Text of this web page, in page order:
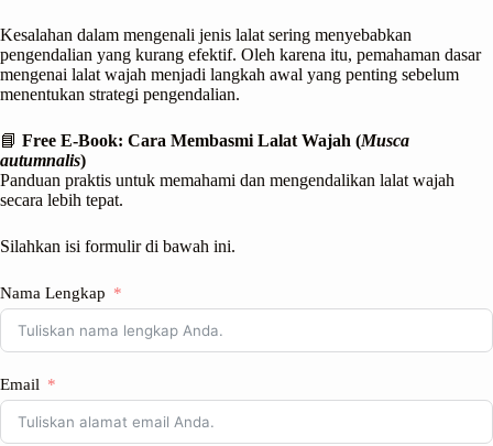
Kesalahan dalam mengenali jenis lalat sering menyebabkan
pengendalian yang kurang efektif. Oleh karena itu, pemahaman dasar
mengenai lalat wajah menjadi langkah awal yang penting sebelum
menentukan strategi pengendalian.
📘 Free E-Book: Cara Membasmi Lalat Wajah (Musca
autumnalis)
Panduan praktis untuk memahami dan mengendalikan lalat wajah
secara lebih tepat.
Silahkan isi formulir di bawah ini.
Nama Lengkap
Email